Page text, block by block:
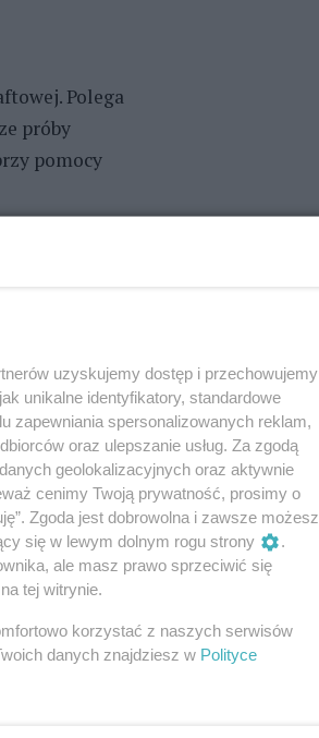
Polega
próby
pomocy
Grecji,
koniec
mina, która
Pearson
się
uzyskujemy dostęp i przechowujemy
unikalne identyfikatory, standardowe
zapewniania spersonalizowanych reklam,
oraz ulepszanie usług. Za zgodą
geolokalizacyjnych oraz aktywnie
cenimy Twoją prywatność, prosimy o
Zgoda jest dobrowolna i zawsze możesz
się w lewym dolnym rogu strony
.
ale masz prawo sprzeciwić się
tej witrynie.
korzystać z naszych serwisów
danych znajdziesz w Polityce